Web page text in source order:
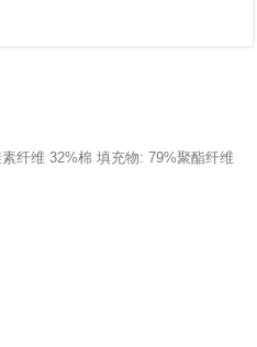
纤维 32%棉 填充物: 79%聚酯纤维